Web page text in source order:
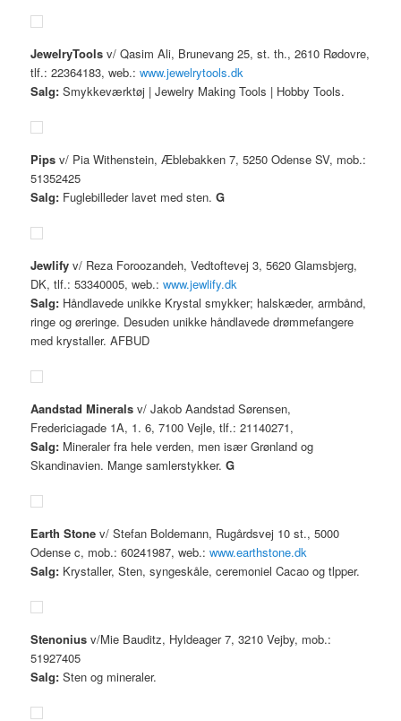
JewelryToolsv/ Qasim Ali, Brunevang 25, st. th., 2610 Rødovre,
tlf.: 22364183, web.:www.jewelrytools.dk
Salg: Smykkeværktøj | Jewelry Making Tools | Hobby Tools.
Pips v/ Pia Withenstein, Æblebakken 7, 5250 Odense SV, mob.:
51352425
Salg: Fuglebilleder lavet med sten.G
Jewlifyv/ Reza Foroozandeh, Vedtoftevej 3, 5620 Glamsbjerg,
DK, tlf.: 53340005, web.:www.jewlify.dk
Salg: Håndlavede unikke Krystal smykker; halskæder, armbånd,
ringe og øreringe. Desuden unikke håndlavede drømmefangere
med krystaller. AFBUD
Aandstad Minerals v/ Jakob Aandstad Sørensen,
Fredericiagade 1A, 1. 6, 7100 Vejle, tlf.: 21140271,
Salg: Mineraler fra hele verden, men især Grønland og
Skandinavien. Mange samlerstykker.G
Earth Stone v/ Stefan Boldemann, Rugårdsvej 10 st., 5000
Odense c, mob.: 60241987, web.:www.earthstone.dk
Salg: Krystaller, Sten, syngeskåle, ceremoniel Cacao og tlpper.
Stenonius v/Mie Bauditz, Hyldeager 7, 3210 Vejby, mob.:
51927405
Salg: Sten og mineraler.